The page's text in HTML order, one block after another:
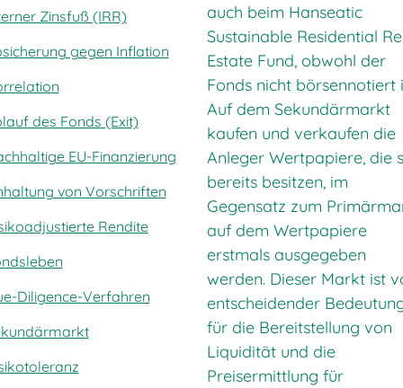
Zinsfuß (IRR)
gegen Inflation
n
des Fonds (Exit)
EU-Finanzierung
von Vorschriften
Rendite
Diligence-Verfahren
auch beim Hanseatic
Sustainable Residential
Estate Fund, obwohl der
Fonds nicht börsennotiert
Auf dem Sekundärmarkt
kaufen und verkaufen die
Anleger Wertpapiere, die
bereits besitzen, im
Gegensatz zum
auf dem Wertpapiere
erstmals ausgegeben
werden. Dieser Markt ist
entscheidender
für die Bereitstellung von
Liquidität und die
Preisermittlung für